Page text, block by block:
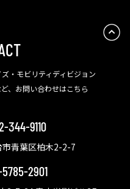
・モビリティディビジョン
、お問い合わせはこちら
344-9110
青葉区柏木2-2-7
2901